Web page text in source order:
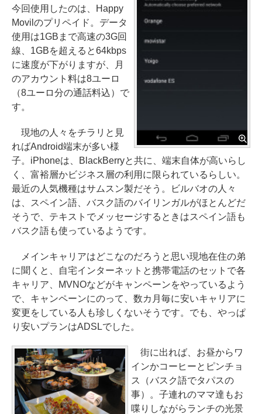
今回使用したのは、Happy
Movilのプリペイド。データ
使用は1GBまで高速の3G回
線、1GBを超えると64kbps
に速度が下がりますが、月
のアカウント料は8ユーロ
（8ユーロ分の通話料込）で
す。
現地の人々をチラリと見
ればAndroid端末が多い様
子。iPhoneは、BlackBerryと共に、端末自体が高いらし
く、富裕層かビジネス層の利用に限られているらしい。
最近の人気機種はサムスン製だそう。ビルバオの人々
は、スペイン語、バスク語のバイリンガルがほとんどだ
そうで、テキストでメッセージするときはスペイン語も
バスク語も使っているようです。
メインキャリアはどこなのだろうと思い現地在住の弟
に聞くと、自宅インターネットと携帯電話のセットで各
キャリア、MVNOなどがキャンペーンをやっているよう
で、キャンペーンにのって、数カ月毎に安いキャリアに
変更をしている人も珍しくないそうです。でも、やっぱ
り安いプランはADSLでした。
街に出れば、お昼からワ
インかコーヒーとピンチョ
ス（バスク語でタパスの
事）。子連れのママ達もお
喋りしながらランチの光景